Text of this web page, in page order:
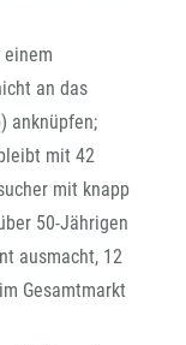
an das
anknüpfen;
mit 42
mit knapp
50-Jährigen
ausmacht, 12
Gesamtmarkt